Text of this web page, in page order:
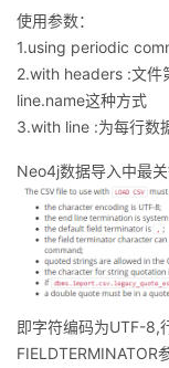
程
认
证
的
实
验
我
的
收
藏
支
持
声
建
议
使用参数：
1.using periodic
2.with headers :文件
line.name这种方式
3.with line :为每行数
Neo4j数据导入中最
即字符编码为UTF-8,
FIELDTERMINATOR